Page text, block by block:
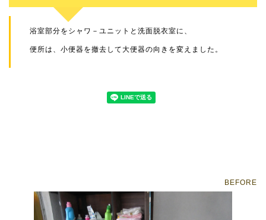
浴室部分をシャワ－ユニットと洗面脱衣室に、
便所は、小便器を撤去して大便器の向きを変えました。